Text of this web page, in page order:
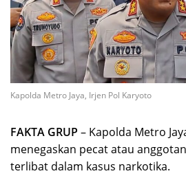
Kapolda Metro Jaya, Irjen Pol Karyoto
FAKTA GRUP – Kapolda Metro
menegaskan pecat atau
terlibat dalam kasus narkotika.